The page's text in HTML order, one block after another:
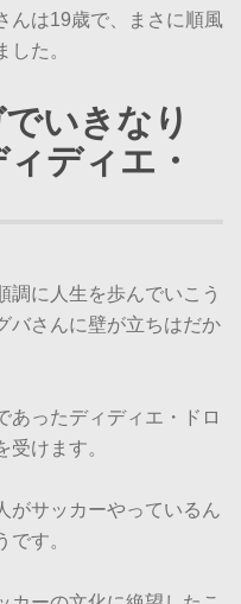
んは19歳で、まさに順風
た。
いきなり
ディエ・
調に人生を歩んでいこう
バさんに壁が立ちはだか
あったディディエ・ドロ
けます。
がサッカーやっているん
す。